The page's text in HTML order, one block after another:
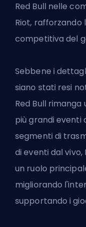
Red Bull nelle
Riot, rafforzando
competitiva del
Sebbene i
siano stati resi
Red Bull
più grandi eventi
segmenti di
di eventi dal
un ruolo
migliorando
supportando i